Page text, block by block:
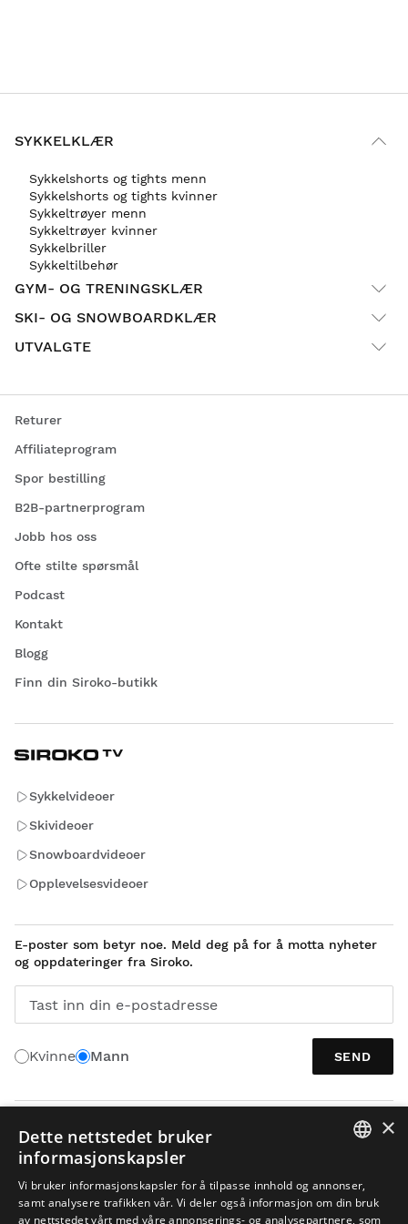
SYKKELKLÆR
Sykkelshorts og tights menn
Sykkelshorts og tights kvinner
Sykkeltrøyer menn
Sykkeltrøyer kvinner
Sykkelbriller
Sykkeltilbehør
GYM- OG TRENINGSKLÆR
SKI- OG SNOWBOARDKLÆR
UTVALGTE
Returer
Affiliateprogram
Spor bestilling
B2B-partnerprogram
Jobb hos oss
Ofte stilte spørsmål
Podcast
Kontakt
Blogg
Finn din Siroko-butikk
Sykkelvideoer
Skivideoer
Snowboardvideoer
Opplevelsesvideoer
E-poster som betyr noe. Meld deg på for å motta nyheter
og oppdateringer fra Siroko.
Tast inn din e-postadresse
Kvinne Mann SEND
NORSK
ENGLISH
×
Dette nettstedet bruker
informasjonskapsler
Vi bruker informasjonskapsler for å tilpasse innhold og annonser,
samt analysere trafikken vår. Vi deler også informasjon om din bruk
av nettstedet vårt med våre annonserings- og analysepartnere, som